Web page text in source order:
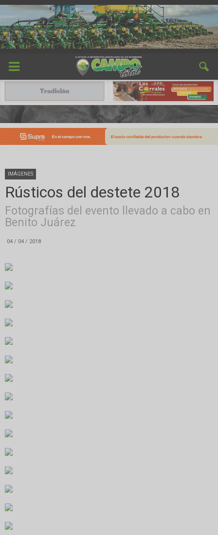
IMÁGENES
Rústicos del destete 2018
Fotografías del evento llevado a cabo en
Benito Juárez
04 / 04 / 2018